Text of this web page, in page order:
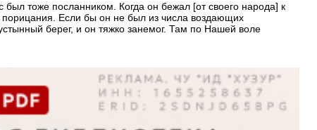
тоже посланником. Когда он бежал [от своего народа] к
порицания. Если бы он не был из числа воздающих
берег, и он тяжко занемог. Там по Нашей воле